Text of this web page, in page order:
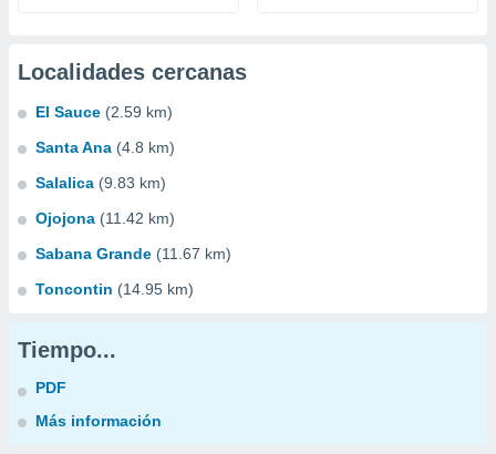
Localidades cercanas
El Sauce (2.59 km)
Santa Ana (4.8 km)
Salalica (9.83 km)
Ojojona (11.42 km)
Sabana Grande (11.67 km)
Toncontin (14.95 km)
Tiempo...
PDF
Más información